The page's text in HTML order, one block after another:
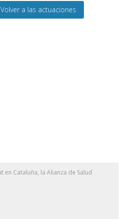
Volver a las actuaciones
Cataluña, la Alianza de Salud